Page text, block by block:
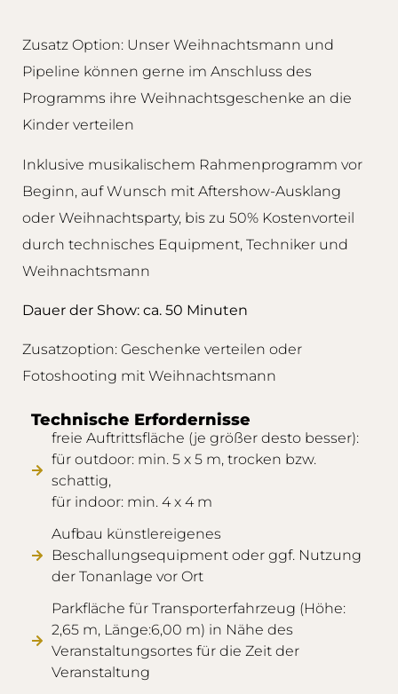
Zusatz Option: Unser Weihnachtsmann und
Pipeline können gerne im Anschluss des
Programms ihre Weihnachtsgeschenke an die
Kinder verteilen
Inklusive musikalischem Rahmenprogramm vor
Beginn, auf Wunsch mit Aftershow-Ausklang
oder Weihnachtsparty, bis zu 50% Kostenvorteil
durch technisches Equipment, Techniker und
Weihnachtsmann
Dauer der Show: ca. 50 Minuten
Zusatzoption: Geschenke verteilen oder
Fotoshooting mit Weihnachtsmann
Technische Erfordernisse
freie Auftrittsfläche (je größer desto besser):
für outdoor: min. 5 x 5 m, trocken bzw.
schattig,
für indoor: min. 4 x 4 m
Aufbau künstlereigenes
Beschallungsequipment oder ggf. Nutzung
der Tonanlage vor Ort
Parkfläche für Transporterfahrzeug (Höhe:
2,65 m, Länge:6,00 m) in Nähe des
Veranstaltungsortes für die Zeit der
Veranstaltung